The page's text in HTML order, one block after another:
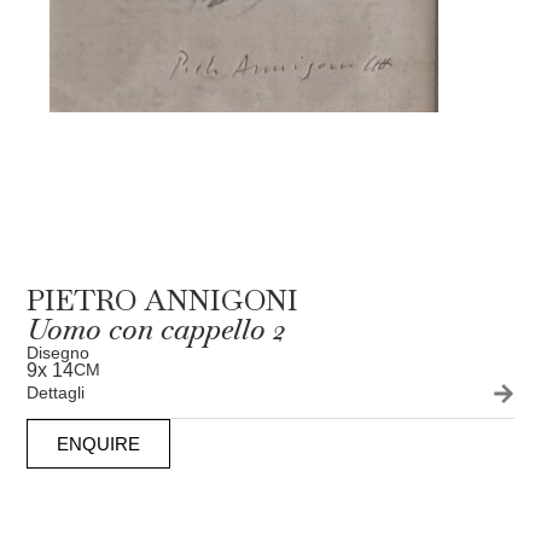
PIETRO ANNIGONI
Uomo con cappello 2
Disegno
9x 14CM
Dettagli
ENQUIRE